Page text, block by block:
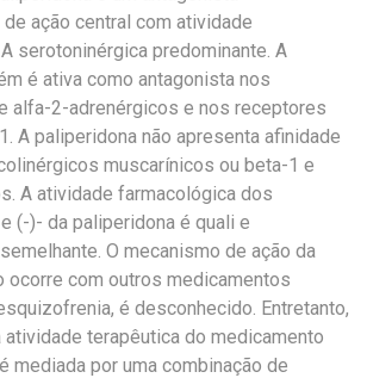
ação central com atividade
serotoninérgica predominante. A
é ativa como antagonista nos
alfa-2-adrenérgicos e nos receptores
A paliperidona não apresenta afinidade
muscarínicos ou beta-1 e
A atividade farmacológica dos
(-)- da paliperidona é quali e
O mecanismo de ação da
ocorre com outros medicamentos
é desconhecido. Entretanto,
terapêutica do medicamento
mediada por uma combinação de